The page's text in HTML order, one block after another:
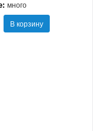
много
В корзину